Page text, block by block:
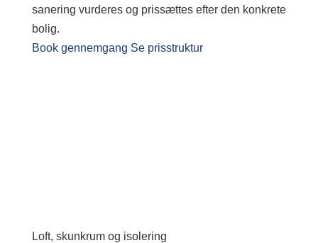
sanering vurderes og prissættes efter den konkrete
bolig.
Book gennemgang Se prisstruktur
Loft, skunkrum og isolering